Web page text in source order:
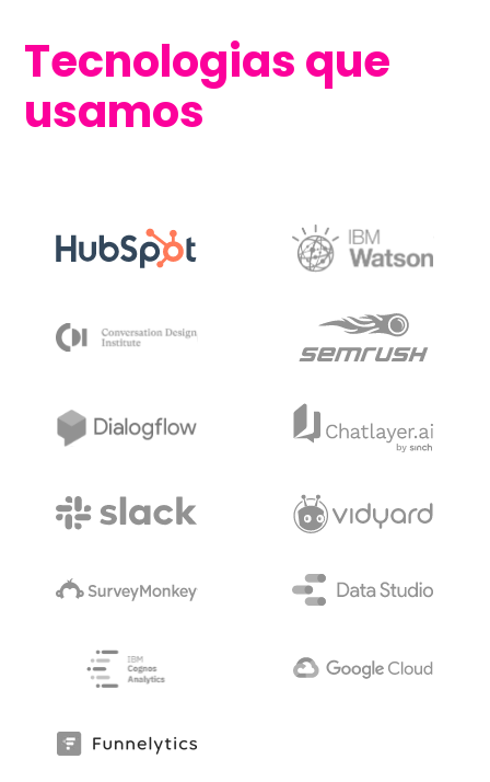
Tecnologias que
usamos